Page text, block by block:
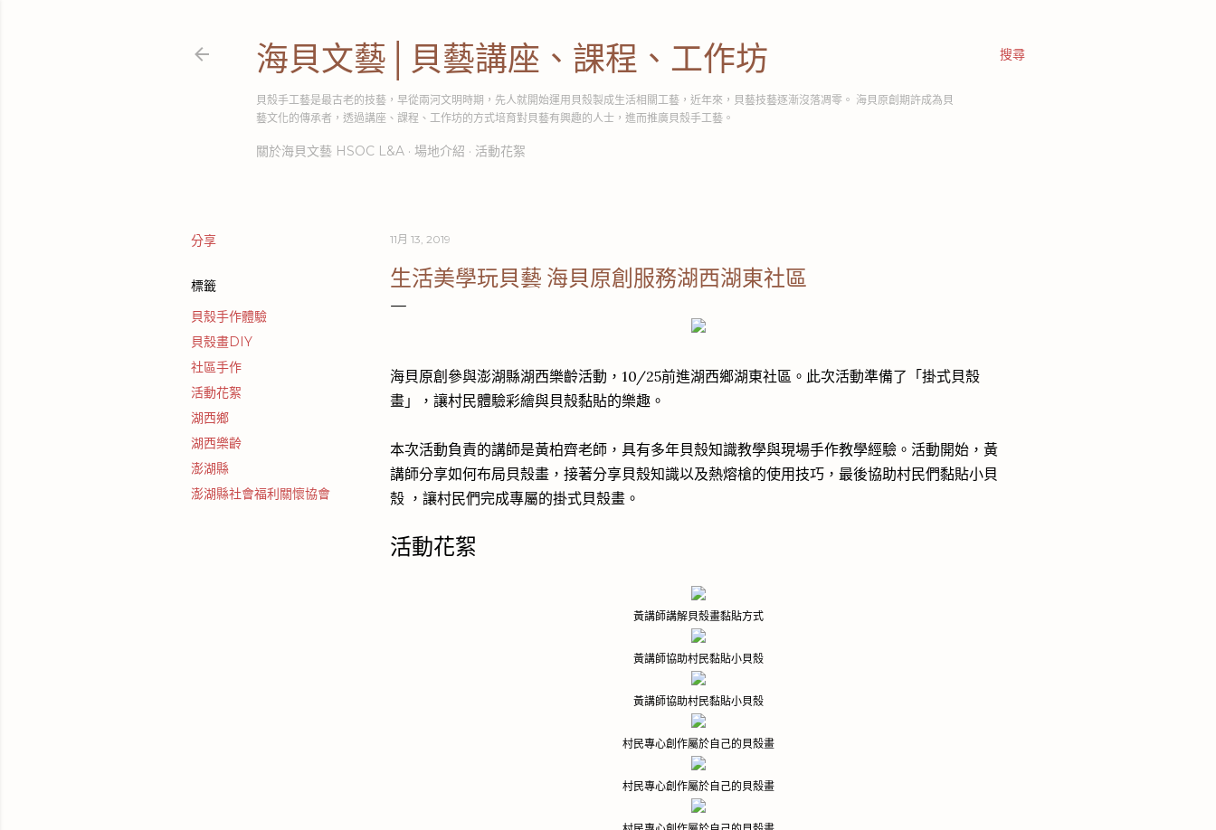
搜尋
海貝文藝│貝藝講座、課程、工作坊
貝殼手工藝是最古老的技藝，早從兩河文明時期，先人就開始運用貝殼製成生活相關工藝，近年來，貝藝技藝逐漸沒落凋零。 海貝原創期許成為貝
藝文化的傳承者，透過講座、課程、工作坊的方式培育對貝藝有興趣的人士，進而推廣貝殼手工藝。
關於海貝文藝 HSOC L&A 場地介紹 活動花絮
分享
標籤
貝殼手作體驗
貝殼畫DIY
社區手作
活動花絮
湖西鄉
湖西樂齡
澎湖縣
澎湖縣社會福利關懷協會
11月 13, 2019
生活美學玩貝藝 海貝原創服務湖西湖東社區
海貝原創參與澎湖縣湖西樂齡活動，10/25前進湖西鄉湖東社區。此次活動準備了「掛式貝殼
畫」，讓村民體驗彩繪與貝殼黏貼的樂趣。
本次活動負責的講師是黃柏齊老師，具有多年貝殼知識教學與現場手作教學經驗。活動開始，黃
講師分享如何布局貝殼畫，接著分享貝殼知識以及熱熔槍的使用技巧，最後協助村民們黏貼小貝
殼 ，讓村民們完成專屬的掛式貝殼畫。
活動花絮
黃講師講解貝殼畫黏貼方式
黃講師協助村民黏貼小貝殼
黃講師協助村民黏貼小貝殼
村民專心創作屬於自己的貝殼畫
村民專心創作屬於自己的貝殼畫